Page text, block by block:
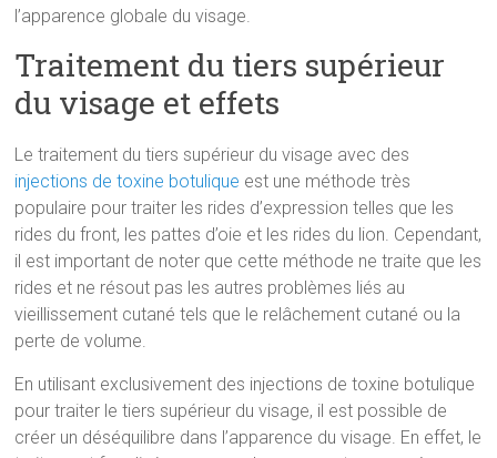
l’apparence globale du visage.
Traitement du tiers supérieur
du visage et effets
Le traitement du tiers supérieur du visage avec des
injections de toxine botulique est une méthode très
populaire pour traiter les rides d’expression telles que les
rides du front, les pattes d’oie et les rides du lion. Cependant,
il est important de noter que cette méthode ne traite que les
rides et ne résout pas les autres problèmes liés au
vieillissement cutané tels que le relâchement cutané ou la
perte de volume.
En utilisant exclusivement des injections de toxine botulique
pour traiter le tiers supérieur du visage, il est possible de
créer un déséquilibre dans l’apparence du visage. En effet, le